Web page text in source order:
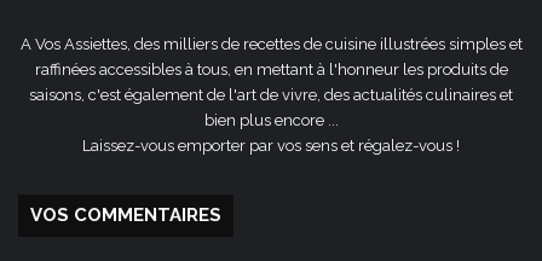
A Vos Assiettes, des milliers de recettes de cuisine illustrées simples et
raffinées accessibles à tous, en mettant à l'honneur les produits de
saisons, c'est également de l'art de vivre, des actualités culinaires et
bien plus encore ...
Laissez-vous emporter par vos sens et régalez-vous !
VOS COMMENTAIRES